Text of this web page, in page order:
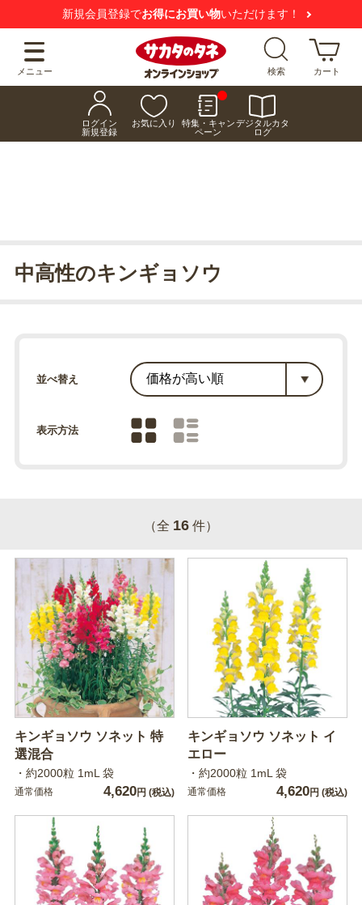
新規会員登録でお得にお買い物いただけます！
メニュー 検索 カート
ログイン
新規登録
お気に入り
特集・キャン
ペーン
デジタルカタ
ログ
中高性のキンギョソウ
並べ替え
表示方法
（全 16 件）
キンギョソウ ソネット 特
選混合
・約2000粒 1mL 袋
通常価格 4,620円 (税込)
キンギョソウ ソネット イ
エロー
・約2000粒 1mL 袋
通常価格 4,620円 (税込)